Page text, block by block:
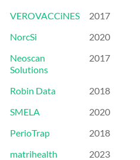
VEROVACCiNES 2017
NorcSi 2020
Neoscan
Solutions
2017
Robin Data 2018
SMELA 2020
PerioTrap 2018
matrihealth 2023